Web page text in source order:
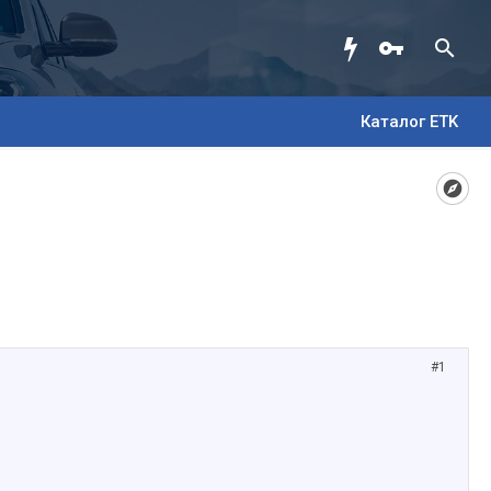
Каталог ETK
#1